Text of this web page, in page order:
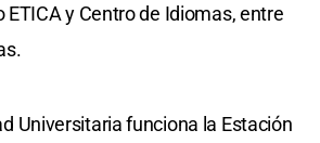
ETICA y Centro de Idiomas, entre
Universitaria funciona la Estación